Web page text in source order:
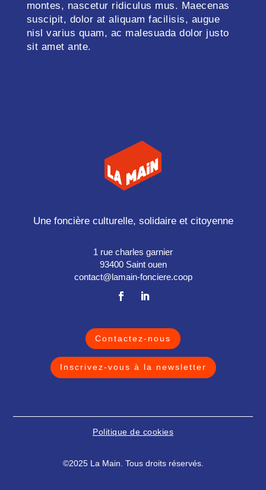
montes, nascetur ridiculus mus. Maecenas
suscipit, dolor at aliquam facilisis, augue
nisl varius quam, ac malesuada dolor justo
sit amet ante.
Une foncière culturelle, solidaire et citoyenne
1 rue charles garnier
93400 Saint ouen
contact@lamain-fonciere.coop
Contactez-nous
Inscrivez-vous à la newsletter
Politique de cookies
©2025 La Main. Tous droits réservés.